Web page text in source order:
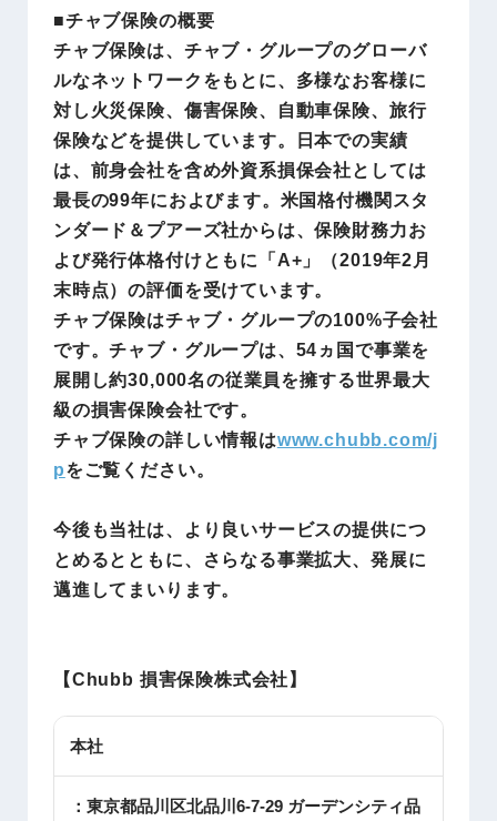
■チャブ保険の概要
チャブ保険は、チャブ・グループのグローバ
ルなネットワークをもとに、多様なお客様に
対し火災保険、傷害保険、自動車保険、旅行
保険などを提供しています。日本での実績
は、前身会社を含め外資系損保会社としては
最長の99年におよびます。米国格付機関スタ
ンダード＆プアーズ社からは、保険財務力お
よび発行体格付けともに「A+」（2019年2月
末時点）の評価を受けています。
チャブ保険はチャブ・グループの100%子会社
です。チャブ・グループは、54ヵ国で事業を
展開し約30,000名の従業員を擁する世界最大
級の損害保険会社です。
チャブ保険の詳しい情報はwww.chubb.com/j
pをご覧ください。
今後も当社は、より良いサービスの提供につ
とめるとともに、さらなる事業拡大、発展に
邁進してまいります。
【Chubb 損害保険株式会社 】
本社
：東京都品川区北品川6-7-29 ガーデンシティ品